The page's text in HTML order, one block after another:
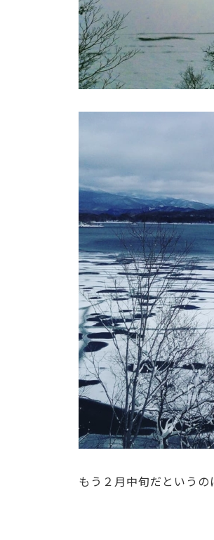
もう２月中旬だというの